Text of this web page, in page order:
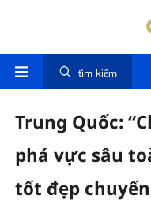
tìm kiếm
Trung Quốc:
phá vực sâu
tốt đẹp